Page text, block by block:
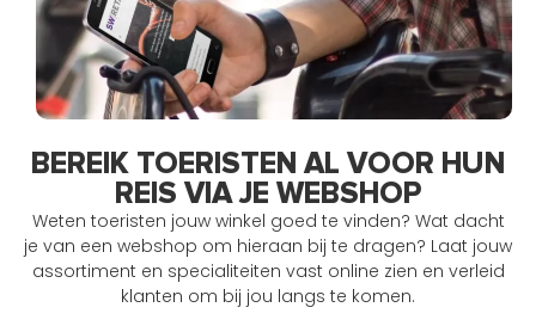
BEREIK TOERISTEN AL VOOR HUN
REIS VIA JE WEBSHOP
Weten toeristen jouw winkel goed te vinden? Wat dacht
je van een webshop om hieraan bij te dragen? Laat jouw
assortiment en specialiteiten vast online zien en verleid
klanten om bij jou langs te komen.